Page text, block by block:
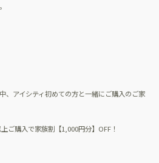
、アイシティ初めての方と一緒にご購入のご家
ご購入で家族割【1,000円分】 OFF！